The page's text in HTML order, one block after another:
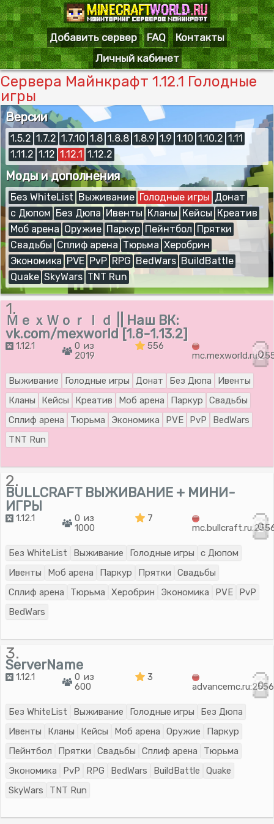
Добавить сервер FAQ
Контакты
Личный кабинет
Сервера Майнкрафт 1.12.1 Голодные
игры
Версии
1.5.2 1.7.2 1.7.10 1.8 1.8.8 1.8.9 1.9 1.10 1.10.2 1.11
1.11.2 1.12 1.12.1 1.12.2
Моды и дополнения
Без WhiteList Выживание Голодные игры Донат
с Дюпом Без Дюпа Ивенты Кланы Кейсы Креатив
Моб арена Оружие Паркур Пейнтбол Прятки
Свадьбы Сплиф арена Тюрьма Херобрин
Экономика PVE PvP RPG BedWars BuildBattle
Quake SkyWars TNT Run
1.
ＭｅｘＷｏｒｌｄ || Наш ВК:
vk.com/mexworld [1.8-1.13.2]
1.12.1
0 из
2019
556
0
Выживание Голодные игры Донат Без Дюпа
Ивенты
Кланы
Кейсы Креатив Моб арена Паркур
Свадьбы
Сплиф арена
Тюрьма Экономика PVE PvP
BedWars
TNT Run
2.
BULLCRAFT ВЫЖИВАНИЕ + МИНИ-
ИГРЫ
1.12.1
0 из
1000
7
0
Без WhiteList Выживание Голодные игры
с Дюпом
Ивенты
Моб арена Паркур Прятки
Свадьбы
Сплиф арена
Тюрьма Херобрин Экономика PVE
PvP
BedWars
3.
ServerName
1.12.1
0 из
600
3
0
Без WhiteList Выживание Голодные игры
Без Дюпа
Ивенты
Кланы Кейсы Моб арена Оружие
Паркур
Пейнтбол
Прятки Свадьбы Сплиф арена
Тюрьма
Экономика
PvP RPG BedWars BuildBattle
Quake
SkyWars
TNT Run